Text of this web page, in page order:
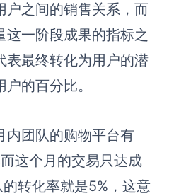
户之间的销售关系，而
这一阶段成果的指标之
表最终转化为用户的潜
的百分比。
内团队的购物平台有
这个月的交易只达成
转化率就是5%，这意